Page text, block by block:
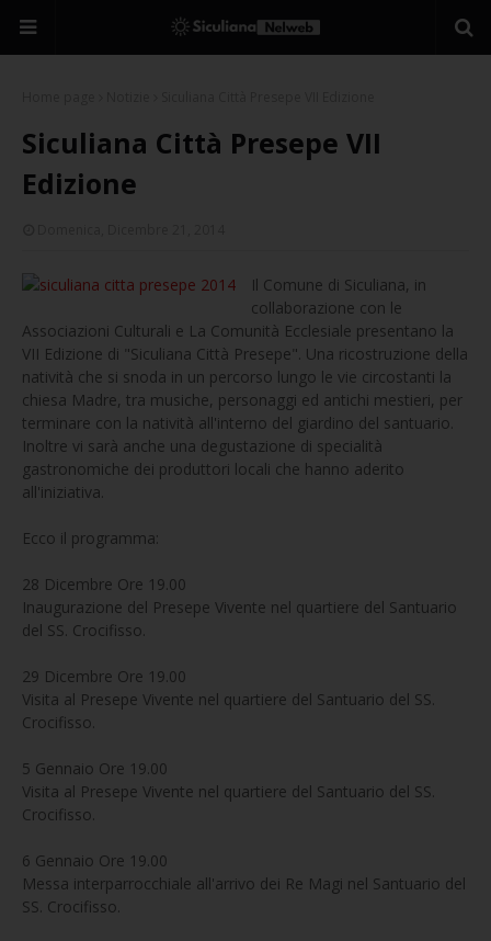
Siculiana Città Presepe VII
Edizione
Il Comune di Siculiana, in
collaborazione con le
Associazioni Culturali e La Comunità Ecclesiale presentano la
VII Edizione di "Siculiana Città Presepe". Una ricostruzione della
natività che si snoda in un percorso lungo le vie circostanti la
chiesa Madre, tra musiche, personaggi ed antichi mestieri, per
terminare con la natività all'interno del giardino del santuario.
Inoltre vi sarà anche una degustazione di specialità
gastronomiche dei produttori locali che hanno aderito
all'iniziativa.
Ecco il programma:
28 Dicembre Ore 19.00
Inaugurazione del Presepe Vivente nel quartiere del Santuario
del SS. Crocifisso.
29 Dicembre Ore 19.00
Visita al Presepe Vivente nel quartiere del Santuario del SS.
Crocifisso.
5 Gennaio Ore 19.00
Visita al Presepe Vivente nel quartiere del Santuario del SS.
Crocifisso.
6 Gennaio Ore 19.00
Messa interparrocchiale all'arrivo dei Re Magi nel Santuario del
SS. Crocifisso.